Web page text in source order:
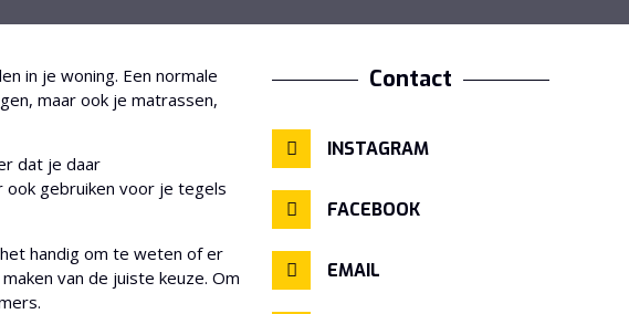
in je woning. Een normale
maar ook je matrassen,
dat je daar
ook gebruiken voor je tegels
handig om te weten of er
van de juiste keuze. Om
Contact
INSTAGRAM
FACEBOOK
EMAIL